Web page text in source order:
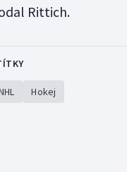
Rittich.
Hokej